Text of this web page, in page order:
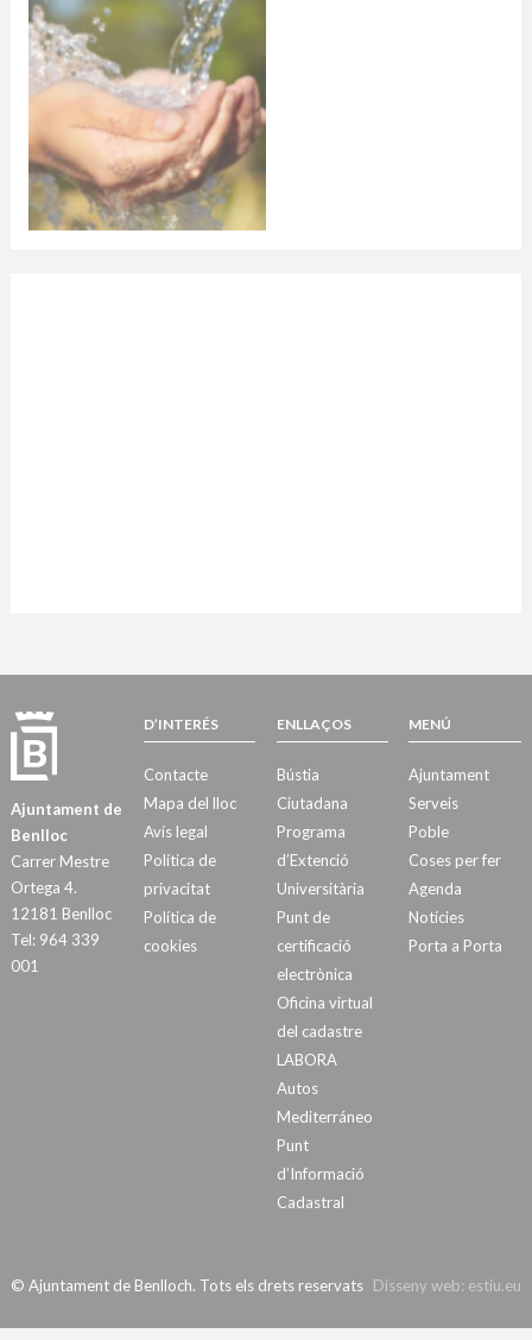
Ajuntament de
Benlloc
Carrer Mestre
Ortega 4.
12181 Benlloc
Tel: 964 339
001
D’INTERÉS
Contacte
Mapa del lloc
Avís legal
Política de
privacitat
Política de
cookies
ENLLAÇOS
Bústia
Ciutadana
Programa
d’Extenció
Universitària
Punt de
certificació
electrònica
Oficina virtual
del cadastre
LABORA
Autos
Mediterráneo
Punt
d’Informació
Cadastral
MENÚ
Ajuntament
Serveis
Poble
Coses per fer
Agenda
Notícies
Porta a Porta
Disseny web: estiu.eu
© Ajuntament de Benlloch. Tots els drets reservats